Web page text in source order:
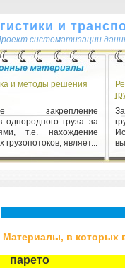
и
систематизации
и методы решения
закрепление
однородного груза за
т.е. нахождение
грузопотоков, являет...
Материалы, в которых
парето